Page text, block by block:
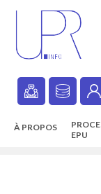
content
Secondary
navigation
À PROPOS
EPU